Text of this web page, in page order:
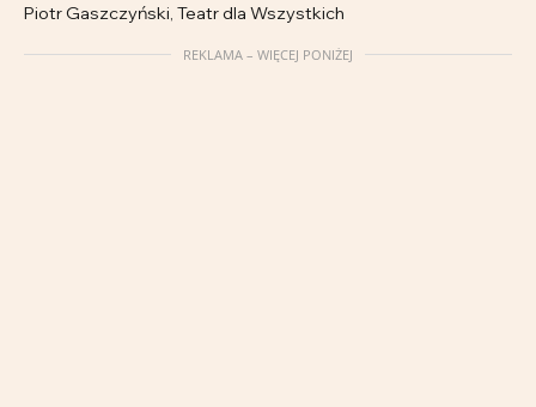
Piotr Gaszczyński, Teatr dla Wszystkich
REKLAMA – WIĘCEJ PONIŻEJ